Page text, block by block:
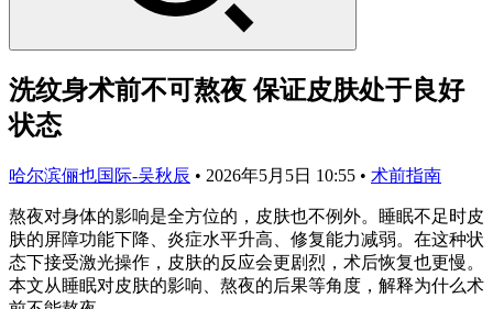
洗纹身术前不可熬夜 保证皮肤处于良好
状态
哈尔滨俪也国际-吴秋辰 • 2026年5月5日 10:55 • 术前指南
熬夜对身体的影响是全方位的，皮肤也不例外。睡眠不足时皮
肤的屏障功能下降、炎症水平升高、修复能力减弱。在这种状
态下接受激光操作，皮肤的反应会更剧烈，术后恢复也更慢。
本文从睡眠对皮肤的影响、熬夜的后果等角度，解释为什么术